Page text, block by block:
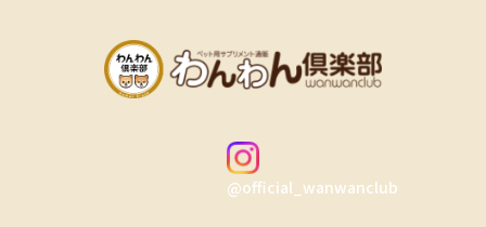
@official_wanwanclub